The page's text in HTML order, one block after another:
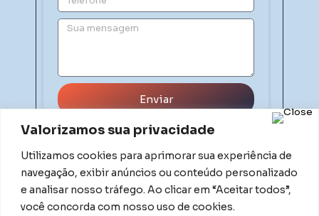
Valorizamos sua privacidade
Utilizamos cookies para aprimorar sua experiência de
navegação, exibir anúncios ou conteúdo personalizado
e analisar nosso tráfego. Ao clicar em “Aceitar todos”,
você concorda com nosso uso de cookies.
Enviar